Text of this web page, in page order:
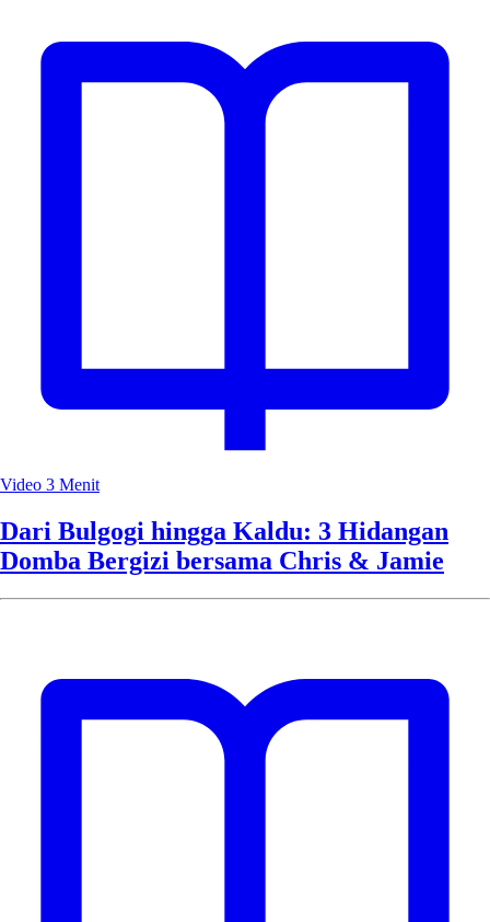
Video 3 Menit
Dari Bulgogi hingga Kaldu: 3 Hidangan
Domba Bergizi bersama Chris & Jamie